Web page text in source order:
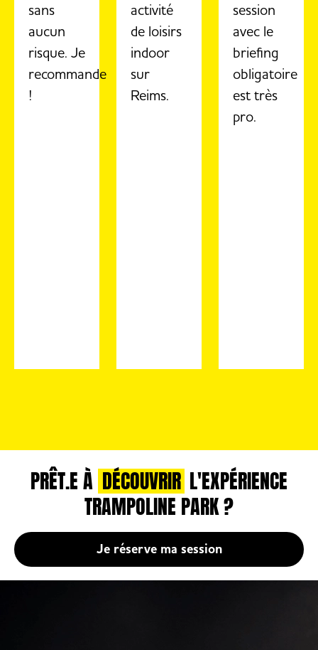
sans
aucun
risque. Je
recommande
!
activité
de loisirs
indoor
sur
Reims.
session
avec le
briefing
obligatoire
est très
pro.
PRÊT.E À DÉCOUVRIR L'EXPÉRIENCE
TRAMPOLINE PARK ?
Je réserve ma session